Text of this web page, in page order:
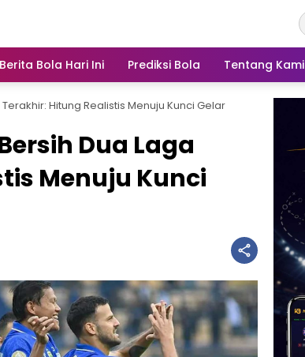
Berita Bola Hari Ini Prediksi Bola Tentang Kami
Hitung Realistis Menuju Kunci Gelar
Dua Laga
Menuju Kunci